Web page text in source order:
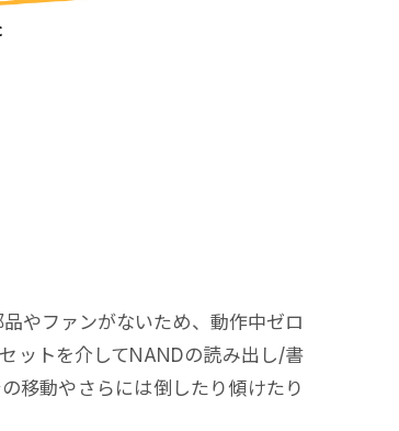
やファンがないため、動作中ゼロ
ットを介してNANDの読み出し/書
移動やさらには倒したり傾けたり